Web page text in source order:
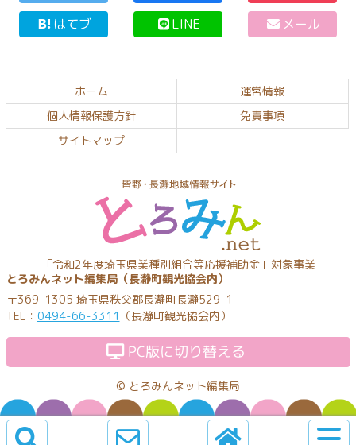
文
の
へ
へ
戻
はてブ
LINE メール
ホーム
運営情報
個人情報保護方針
免責事項
サイトマップ
とろみんネッ
ト
「令和2年度埼玉県業種別組合等応援補助金」対象事業
とろみんネット編集局（長瀞町観光協会内）
〒369-1305 埼玉県秩父郡長瀞町長瀞529-1
TEL： 0494-66-3311 （長瀞町観光協会内）
PC版に切り替える
© とろみんネット編集局
サ